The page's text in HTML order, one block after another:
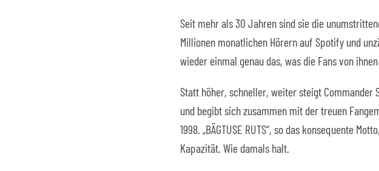
Seit mehr als 30 Jahren sind sie die
Millionen monatlichen Hörern auf Spotify und
wieder einmal genau das, was die Fans von
Statt höher, schneller, weiter steigt Commander
und begibt sich zusammen mit der treuen
1998. „BÄGTUSE RUTS“, so das konsequente
Kapazität. Wie damals halt.